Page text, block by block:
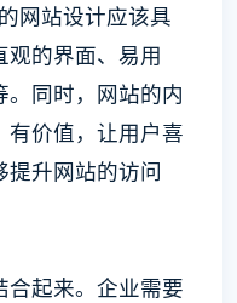
网站设计应该具
观的界面、易用
同时，网站的内
有价值，让用户喜
升网站的访问
合起来。企业需要